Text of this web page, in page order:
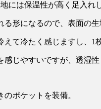
には保温性が高く足入
形になるので、表面の
て冷たく感じますし、
じやすいですが、透湿
ポケットを装備。